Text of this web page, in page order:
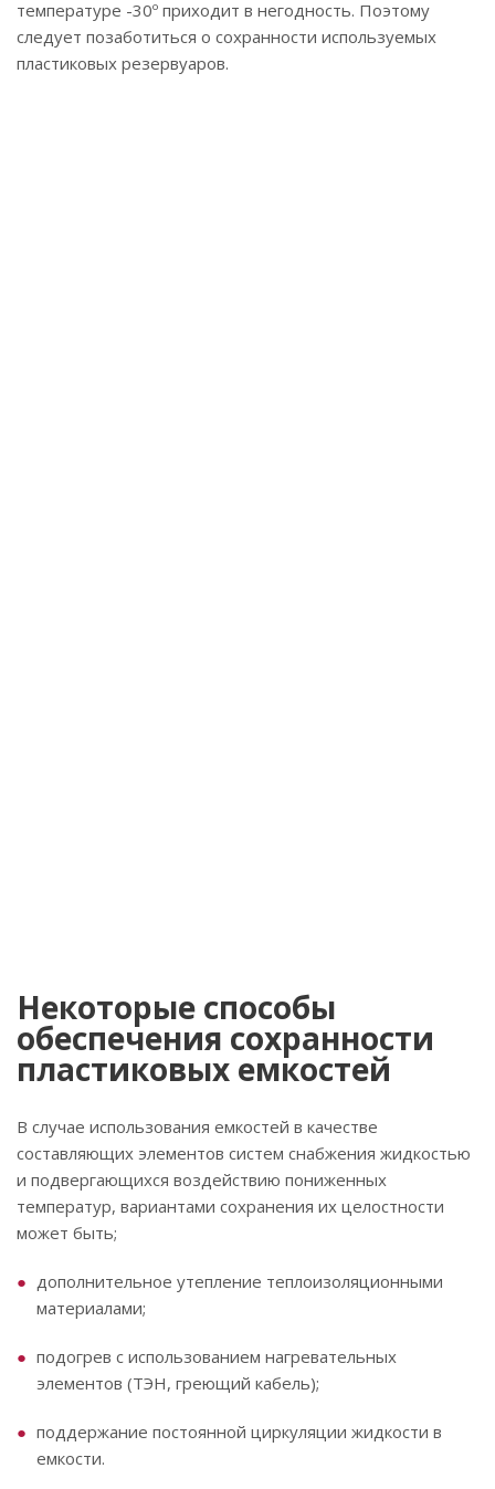
температуре -30º приходит в негодность. Поэтому
следует позаботиться о сохранности используемых
пластиковых резервуаров.
Некоторые способы
обеспечения сохранности
пластиковых емкостей
В случае использования емкостей в качестве
составляющих элементов систем снабжения жидкостью
и подвергающихся воздействию пониженных
температур, вариантами сохранения их целостности
может быть;
дополнительное утепление теплоизоляционными
материалами;
подогрев с использованием нагревательных
элементов (ТЭН, греющий кабель);
поддержание постоянной циркуляции жидкости в
емкости.